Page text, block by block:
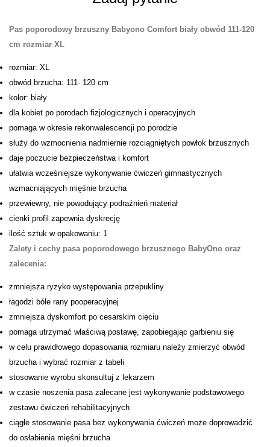
Pas poporodowy brzuszny Babyono Comfort biały obwód 111-120
cm rozmiar XL
rozmiar: XL
obwód brzucha: 111- 120 cm
kolor: biały
dla kobiet po porodach fizjologicznych i operacyjnych
pomaga w okresie rekonwalescencji po porodzie
służy do wzmocnienia nadmiernie rozciągniętych powłok brzusznych
daje poczucie bezpieczeństwa i komfort
ułatwia wcześniejsze wykonywanie ćwiczeń gimnastycznych
wzmacniających mięśnie brzucha
przewiewny, nie powodujący podraźnień materiał
cienki profil zapewnia dyskrecję
ilość sztuk w opakowaniu: 1
Zalety i cechy pasa poporodowego brzusznego BabyOno oraz
zalecenia:
zmniejsza ryzyko występowania przepukliny
łagodzi bóle rany pooperacyjnej
zmniejsza dyskomfort po cesarskim cięciu
pomaga utrzymać właściwą postawę, zapobiegając garbieniu się
w celu prawidłowego dopasowania rozmiaru należy zmierzyć obwód
brzucha i wybrać rozmiar z tabeli
stosowanie wyrobu skonsultuj z lekarzem
w czasie noszenia pasa zalecane jest wykonywanie podstawowego
zestawu ćwiczeń rehabilitacyjnych
ciągłe stosowanie pasa bez wykonywania ćwiczeń może doprowadzić
do osłabienia mięśni brzucha